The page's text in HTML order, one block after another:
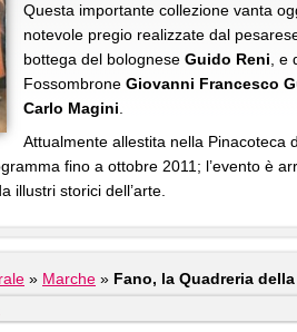
Questa importante collezione vanta
notevole pregio realizzate dal
bottega del bolognese Guido Reni ,
Fossombrone Giovanni Francesco
Carlo Magini
Attualmente allestita nella Pinacoteca
fino a ottobre 2011; l’evento è
illustri storici dell’arte.
» Marche » Fano, la Quadreria